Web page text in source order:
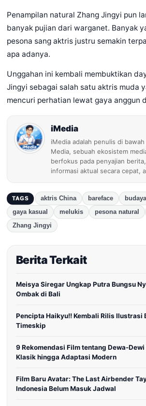
Penampilan natural Zhang Jingyi pun
banyak pujian dari warganet. Banyak
pesona sang aktris justru semakin
apa adanya.
Unggahan ini kembali membuktikan
Jingyi sebagai salah satu aktris muda
mencuri perhatian lewat gaya anggun
iMedia
iMedia adalah penulis di
Media, sebuah ekosistem
berfokus pada penyajian
informasi aktual secara cepat,
TAGS aktris China bareface
gaya kasual
melukis pesona natural
Zhang Jingyi
Berita Terkait
Meisya Siregar Ungkap Putra Bungsu
Ombak di Bali
Pencipta Haikyu!! Kembali Rilis Ilustrasi
Timeskip
9 Rekomendasi Film tentang Dewa-
Klasik hingga Adaptasi Modern
Film Baru Avatar: The Last Airbender
Indonesia Belum Masuk Jadwal